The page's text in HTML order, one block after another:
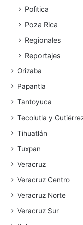
Polìtica
Poza Rica
Regionales
Reportajes
Orizaba
Papantla
Tantoyuca
Tecolutla y
Tihuatlán
Tuxpan
Veracruz
Veracruz Centro
Veracruz Norte
Veracruz Sur